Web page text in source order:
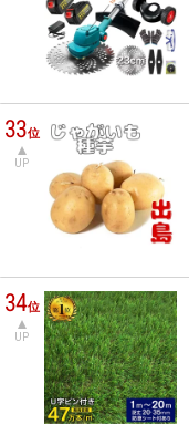
33位
UP
34位
UP